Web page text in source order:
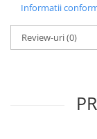
Informatii
Review-uri(0)